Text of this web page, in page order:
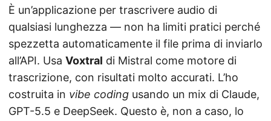
È un’applicazione per trascrivere audio di
qualsiasi lunghezza — non ha limiti pratici perché
spezzetta automaticamente il file prima di inviarlo
all’API. Usa Voxtral di Mistral come motore di
trascrizione, con risultati molto accurati. L’ho
costruita in vibe coding usando un mix di Claude,
GPT-5.5 e DeepSeek. Questo è, non a caso, lo